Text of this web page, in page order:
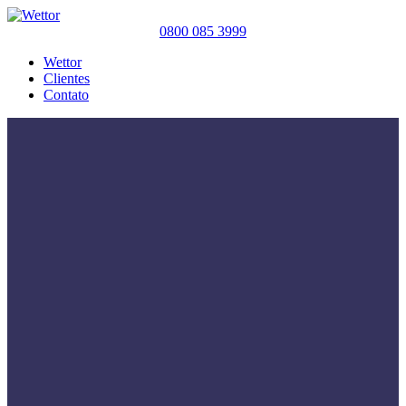
0800 085 3999
Wettor
Clientes
Contato